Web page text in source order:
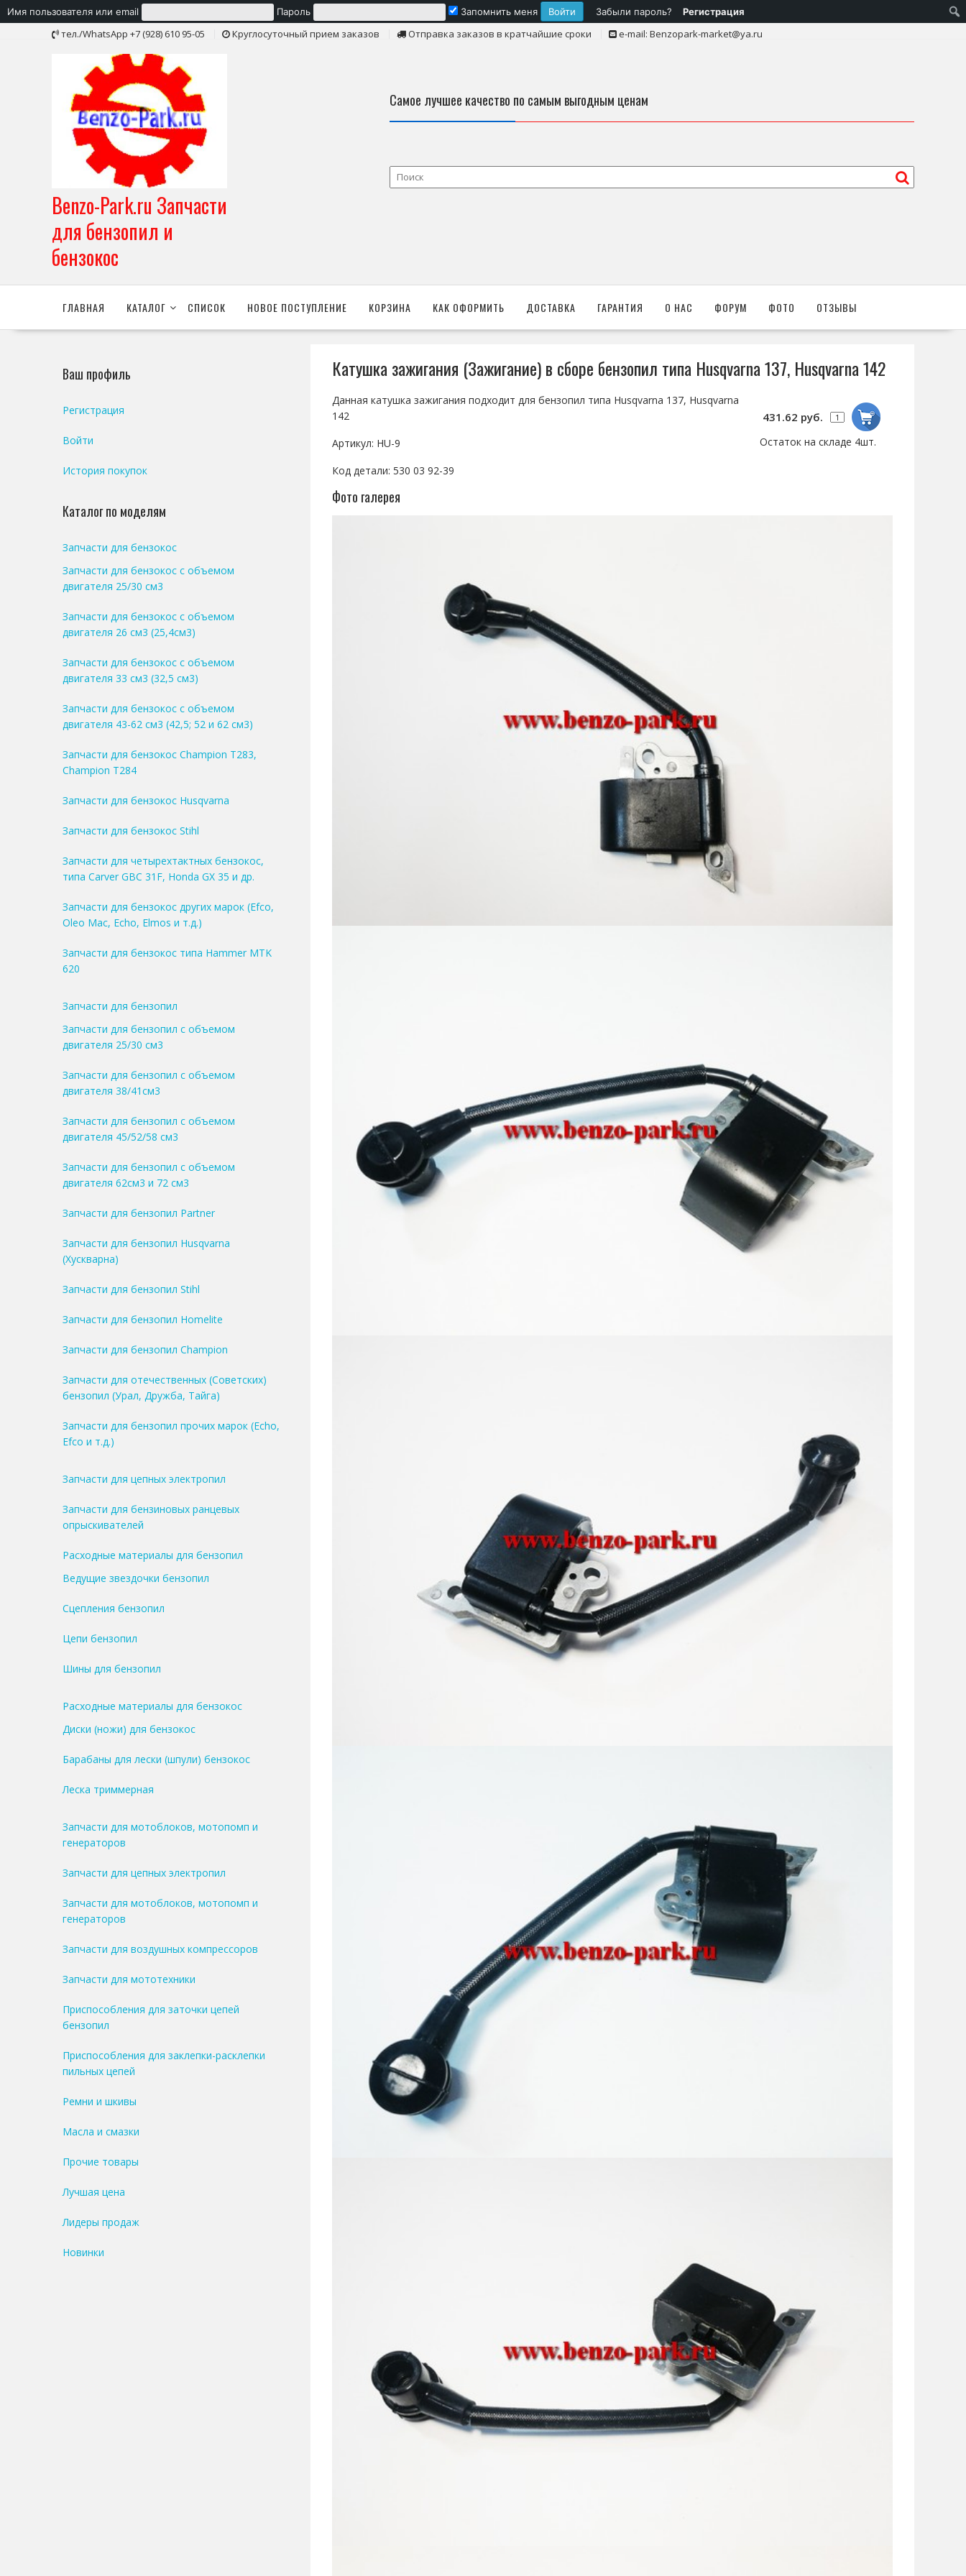
Имя пользователя или email Пароль Запомнить меня Забыли пароль? Регистрация
тел./WhatsApp +7 (928) 610 95-05 Круглосуточный прием заказов Отправка заказов в кратчайшие сроки e-mail: Benzopark-market@ya.ru
Benzo-Park.ru Запчасти
для бензопил и
бензокос
Самое лучшее качество по самым выгодным ценам
ГЛАВНАЯ КАТАЛОГ СПИСОК НОВОЕ ПОСТУПЛЕНИЕ КОРЗИНА КАК ОФОРМИТЬ ДОСТАВКА ГАРАНТИЯ О НАС ФОРУМ ФОТО ОТЗЫВЫ
Катушка зажигания (Зажигание) в сборе бензопил типа Husqvarna 137, Husqvarna 142
431.62 руб.
Остаток на складе 4шт.
Данная катушка зажигания подходит для бензопил типа Husqvarna 137, Husqvarna
142
Артикул: HU-9
Код детали: 530 03 92-39
Фото галерея
Ваш профиль
Регистрация
Войти
История покупок
Каталог по моделям
Запчасти для бензокос
Запчасти для бензокос с объемом
двигателя 25/30 см3
Запчасти для бензокос с объемом
двигателя 26 см3 (25,4см3)
Запчасти для бензокос с объемом
двигателя 33 см3 (32,5 см3)
Запчасти для бензокос с объемом
двигателя 43-62 см3 (42,5; 52 и 62 см3)
Запчасти для бензокос Champion T283,
Champion T284
Запчасти для бензокос Husqvarna
Запчасти для бензокос Stihl
Запчасти для четырехтактных бензокос,
типа Carver GBC 31F, Honda GX 35 и др.
Запчасти для бензокос других марок (Efco,
Oleo Mac, Echo, Elmos и т.д.)
Запчасти для бензокос типа Hammer MTK
620
Запчасти для бензопил
Запчасти для бензопил с объемом
двигателя 25/30 см3
Запчасти для бензопил с объемом
двигателя 38/41см3
Запчасти для бензопил с объемом
двигателя 45/52/58 см3
Запчасти для бензопил с объемом
двигателя 62см3 и 72 см3
Запчасти для бензопил Partner
Запчасти для бензопил Husqvarna
(Хускварна)
Запчасти для бензопил Stihl
Запчасти для бензопил Homelite
Запчасти для бензопил Champion
Запчасти для отечественных (Советских)
бензопил (Урал, Дружба, Тайга)
Запчасти для бензопил прочих марок (Echo,
Efco и т.д.)
Запчасти для цепных электропил
Запчасти для бензиновых ранцевых
опрыскивателей
Расходные материалы для бензопил
Ведущие звездочки бензопил
Сцепления бензопил
Цепи бензопил
Шины для бензопил
Расходные материалы для бензокос
Диски (ножи) для бензокос
Барабаны для лески (шпули) бензокос
Леска триммерная
Запчасти для мотоблоков, мотопомп и
генераторов
Запчасти для цепных электропил
Запчасти для мотоблоков, мотопомп и
генераторов
Запчасти для воздушных компрессоров
Запчасти для мототехники
Приспособления для заточки цепей
бензопил
Приспособления для заклепки-расклепки
пильных цепей
Ремни и шкивы
Масла и смазки
Прочие товары
Лучшая цена
Лидеры продаж
Новинки